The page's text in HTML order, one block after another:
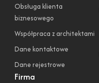
Firma
Obsługa klienta
biznesowego
Współpraca z architektami
Dane kontaktowe
Dane rejestrowe